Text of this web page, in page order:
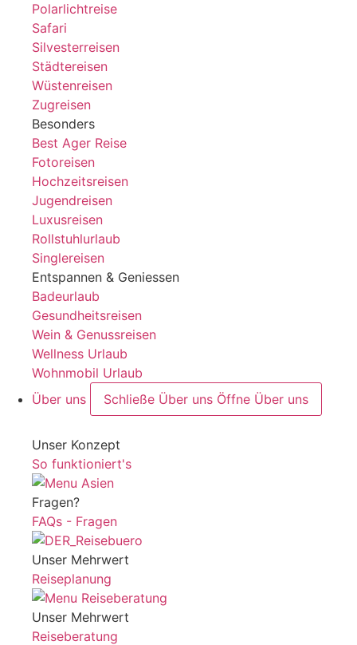
Polarlichtreise
Safari
Silvesterreisen
Städtereisen
Wüstenreisen
Zugreisen
Besonders
Best Ager Reise
Fotoreisen
Hochzeitsreisen
Jugendreisen
Luxusreisen
Rollstuhlurlaub
Singlereisen
Entspannen & Geniessen
Badeurlaub
Gesundheitsreisen
Wein & Genussreisen
Wellness Urlaub
Wohnmobil Urlaub
Über uns
Schließe Über uns Öffne Über uns
Unser Konzept
So funktioniert's
Fragen?
FAQs - Fragen
Unser Mehrwert
Reiseplanung
Unser Mehrwert
Reiseberatung